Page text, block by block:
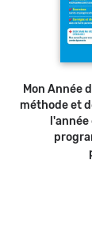
Mon Année
méthode et